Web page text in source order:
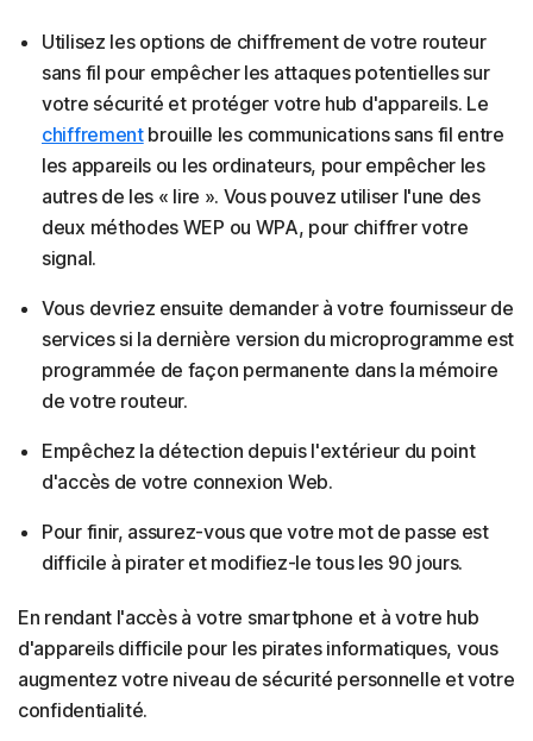
Utilisez les options de chiffrement de votre routeur
sans fil pour empêcher les attaques potentielles sur
votre sécurité et protéger votre hub d'appareils. Le
chiffrementbrouille les communications sans fil entre
les appareils ou les ordinateurs, pour empêcher les
autres de les « lire ». Vous pouvez utiliser l'une des
deux méthodes WEP ou WPA, pour chiffrer votre
signal.
Vous devriez ensuite demander à votre fournisseur de
services si la dernière version du microprogramme est
programmée de façon permanente dans la mémoire
de votre routeur.
Empêchez la détection depuis l'extérieur du point
d'accès de votre connexion Web.
Pour finir, assurez-vous que votre mot de passe est
difficile à pirater et modifiez-le tous les 90 jours.
En rendant l'accès à votre smartphone et à votre hub
d'appareils difficile pour les pirates informatiques, vous
augmentez votre niveau de sécurité personnelle et votre
confidentialité.